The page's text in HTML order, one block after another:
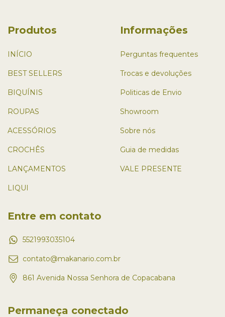
Produtos
INÍCIO
BEST SELLERS
BIQUÍNIS
ROUPAS
ACESSÓRIOS
CROCHÊS
LANÇAMENTOS
LIQUI
Informações
Perguntas frequentes
Trocas e devoluções
Politicas de Envio
Showroom
Sobre nós
Guia de medidas
VALE PRESENTE
Entre em contato
5521993035104
contato@makanario.com.br
861 Avenida Nossa Senhora de Copacabana
Permaneça conectado